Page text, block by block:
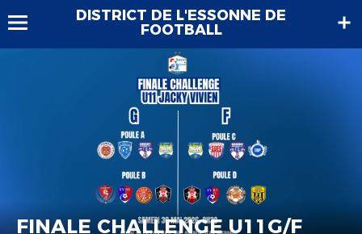
DISTRICT DE L'ESSONNE DE
FOOTBALL
FINALE CHALLENGE U11G/F